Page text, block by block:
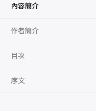
內容簡介
作者簡介
目次
序文